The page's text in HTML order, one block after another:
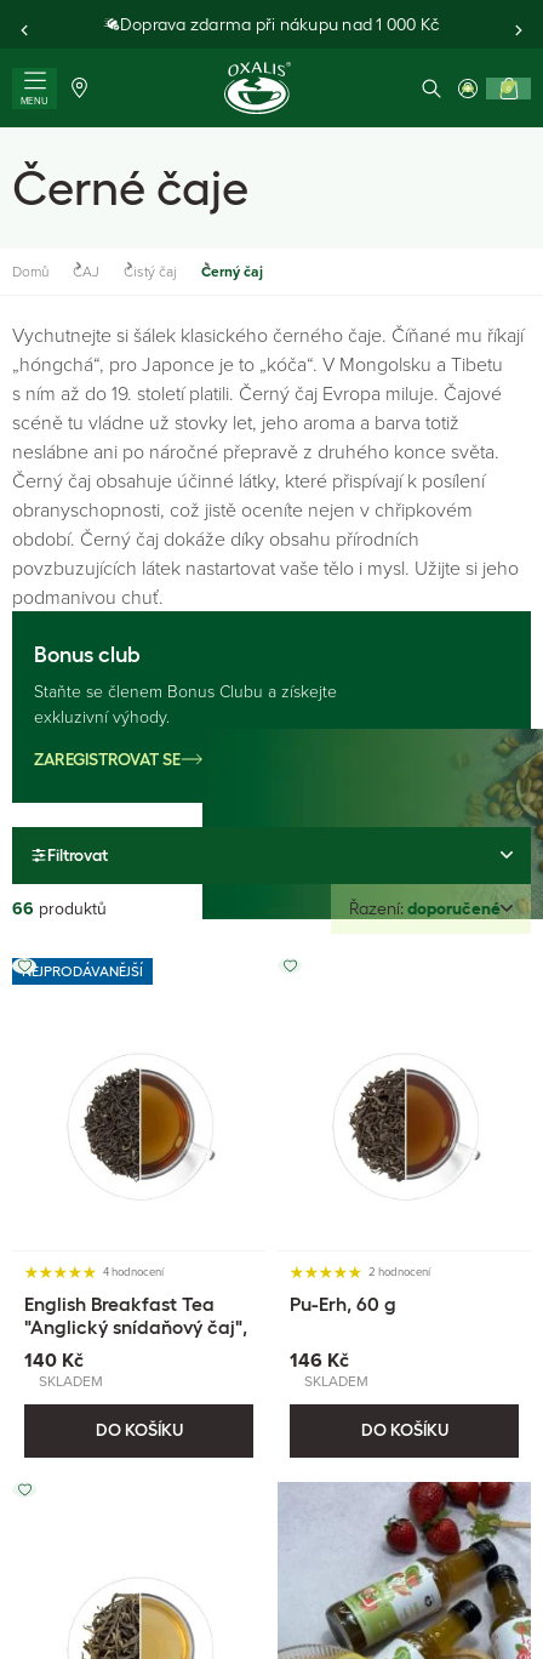
Doprava zdarma při nákupu nad 1 000 Kč
MENU
0
Černé čaje
Domů ČAJ Čistý čaj Černý čaj
Vychutnejte si šálek klasického černého čaje. Číňané mu říkají
„hóngchá“, pro Japonce je to „kóča“. V Mongolsku a Tibetu
s ním až do 19. století platili. Černý čaj Evropa miluje. Čajové
scéně tu vládne už stovky let, jeho aroma a barva totiž
neslábne ani po náročné přepravě z druhého konce světa.
Černý čaj obsahuje účinné látky, které přispívají k posílení
obranyschopnosti, což jistě oceníte nejen v chřipkovém
období. Černý čaj dokáže díky obsahu přírodních
povzbuzujících látek nastartovat vaše tělo i mysl. Užijte si jeho
podmanivou chuť.
Bonus club
Staňte se členem Bonus Clubu a získejte
exkluzivní výhody.
ZAREGISTROVAT SE
Filtrovat
66 produktů Řazení:doporučené
NEJPRODÁVANĚJŠÍ
4 hodnocení
English Breakfast Tea
"Anglický snídaňový čaj",
60 g
140 Kč
SKLADEM
DO KOŠÍKU
2 hodnocení
Pu-Erh, 60 g
146 Kč
SKLADEM
DO KOŠÍKU